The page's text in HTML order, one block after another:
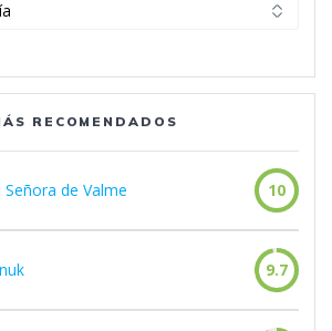
RECOMENDADOS
de Valme 10
9.7